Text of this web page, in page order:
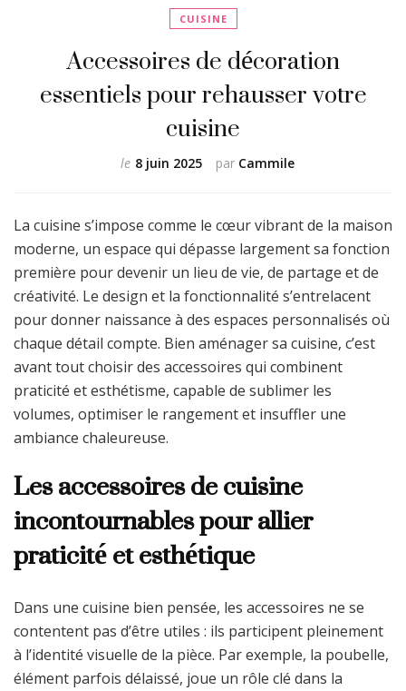
CUISINE
Accessoires de décoration
essentiels pour rehausser votre
cuisine
par Cammile
le 8 juin 2025
La cuisine s’impose comme le cœur vibrant de la maison
moderne, un espace qui dépasse largement sa fonction
première pour devenir un lieu de vie, de partage et de
créativité. Le design et la fonctionnalité s’entrelacent
pour donner naissance à des espaces personnalisés où
chaque détail compte. Bien aménager sa cuisine, c’est
avant tout choisir des accessoires qui combinent
praticité et esthétisme, capable de sublimer les
volumes, optimiser le rangement et insuffler une
ambiance chaleureuse.
Les accessoires de cuisine
incontournables pour allier
praticité et esthétique
Dans une cuisine bien pensée, les accessoires ne se
contentent pas d’être utiles : ils participent pleinement
à l’identité visuelle de la pièce. Par exemple, la poubelle,
élément parfois délaissé, joue un rôle clé dans la